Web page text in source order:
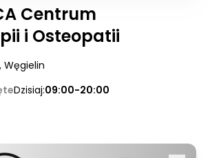
Centrum
i Osteopatii
, Węgielin
Dzisiaj:09:00-20:00